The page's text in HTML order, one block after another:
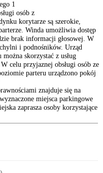
1
osób z
korytarze są szerokie,
Winda umożliwia dostęp
brak informacji głosowej. W
i podnośników. Urząd
skorzystać z usług
celu przyjaznej obsługi osób ze
parteru urządzono pokój
znajduje się na
miejsca parkingowe
zaprasza osoby korzystające